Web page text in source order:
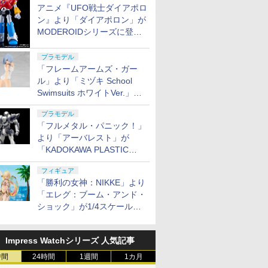
アニメ『UFO戦士ダイアポロ
ン』より「ダイアポロン」が
MODEROIDシリーズに登
プラモデル
「フレームアームズ・ガー
ル」より「ミヅキ School
Swimsuits ホワイトVer.」が8
月10日から予約開始決定！
プラモデル
「フルメタル・パニック！」
より「アーバレスト」が
「KADOKAWA PLASTIC
MODEL SERIES」から1/48
スケールで登場！
フィギュア
「勝利の女神：NIKKE」より
「エレグ：ブーム・アンド・
ショック」が1/4スケールで
Impress Watchシリーズ 人気記事
24時間 1週間 1カ月